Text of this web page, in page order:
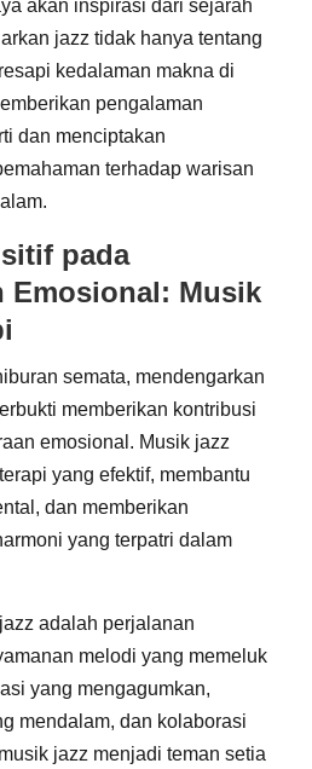
akan inspirasi dari sejarah
jazz tidak hanya tentang
kedalaman makna di
pengalaman
dan menciptakan
terhadap warisan
pada
Emosional: Musik
semata, mendengarkan
memberikan kontribusi
emosional. Musik jazz
yang efektif, membantu
dan memberikan
yang terpatri dalam
adalah perjalanan
melodi yang memeluk
yang mengagumkan,
mendalam, dan kolaborasi
jazz menjadi teman setia